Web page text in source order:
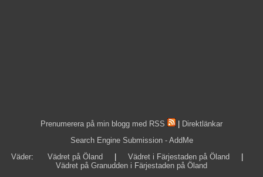
Prenumerera på min blogg med RSS
Direktlänkar
Search Engine Submission - AddMe
Väder: Vädret på Öland Vädret i Färjestaden på Öland
Vädret på Granudden i Färjestaden på Öland